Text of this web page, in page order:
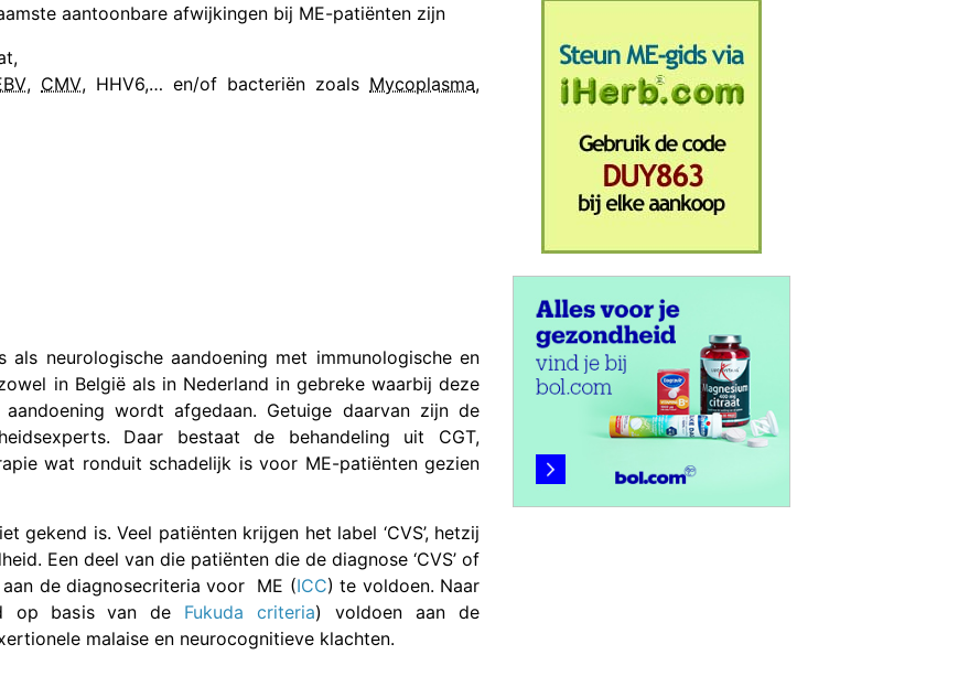
aantoonbare afwijkingen bij ME-patiënten zijn
, CMV, HHV6,… en/of bacteriën zoals Mycoplasma,
neurologische aandoening met immunologische en
in België als in Nederland in gebreke waarbij deze
wordt afgedaan. Getuige daarvan zijn de
Daar bestaat de behandeling uit CGT,
wat ronduit schadelijk is voor ME-patiënten gezien
is. Veel patiënten krijgen het label ‘CVS’, hetzij
Een deel van die patiënten die de diagnose ‘CVS’ of
de diagnosecriteria voor ME (ICC) te voldoen. Naar
op basis van de Fukuda criteria) voldoen aan de
malaise en neurocognitieve klachten.